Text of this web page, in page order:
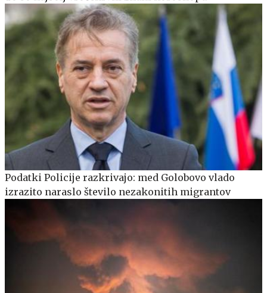
Podatki Policije razkrivajo: med Golobovo vlado
izrazito naraslo število nezakonitih migrantov